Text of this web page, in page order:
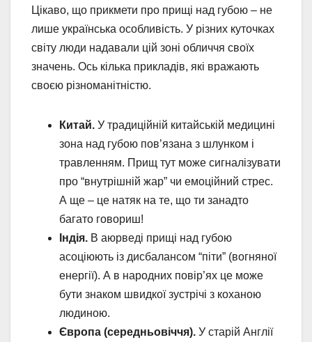
Цікаво, що прикмети про прищі над губою – не
лише українська особливість. У різних куточках
світу люди надавали цій зоні обличчя своїх
значень. Ось кілька прикладів, які вражають
своєю різноманітністю.
Китай. У традиційній китайській медицині
зона над губою пов’язана з шлунком і
травленням. Прищ тут може сигналізувати
про “внутрішній жар” чи емоційний стрес.
А ще – це натяк на те, що ти занадто
багато говориш!
Індія. В аюрведі прищі над губою
асоціюють із дисбалансом “піти” (вогняної
енергії). А в народних повір’ях це може
бути знаком швидкої зустрічі з коханою
людиною.
Європа (середньовіччя). У старій Англії